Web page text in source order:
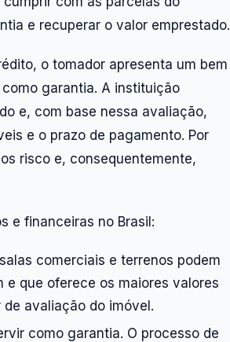
e recuperar o valor emprestado.
o tomador apresenta um bem
garantia. A instituição
e, com base nessa avaliação,
e o prazo de pagamento. Por
risco e, consequentemente,
e financeiras no Brasil:
comerciais e terrenos podem
e que oferece os maiores valores
avaliação do imóvel.
como garantia. O processo de